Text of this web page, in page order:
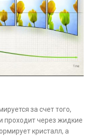
за счет того,
проходит через жидкие
кристалл, а